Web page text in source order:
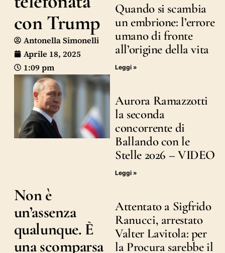
con Trump
Antonella Simonelli
Aprile 18, 2025
1:09 pm
Non è
un’assenza
qualunque. È
una scomparsa
Quando si scambia
un embrione: l’errore
umano di fronte
all’origine della vita
Leggi »
Aurora Ramazzotti
la seconda
concorrente di
Ballando con le
Stelle 2026 – VIDEO
Leggi »
Attentato a Sigfrido
Ranucci, arrestato
Valter Lavitola: per
la Procura sarebbe il